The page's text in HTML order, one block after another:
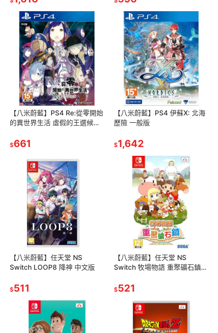
【八米蔚藍】PS4 Re:從零開始
的異世界生活 虛假的王選候補
$661
【八米蔚藍】PS4 伊蘇X: 北海
歷險 一般版
$1,642
【八米蔚藍】任天堂 NS
Switch LOOP8 降神 中文版
$511
【八米蔚藍】任天堂 NS
Switch 牧場物語 重聚礦石鎮
$521